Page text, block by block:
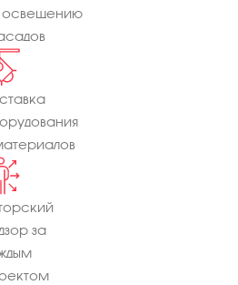
освещению
за